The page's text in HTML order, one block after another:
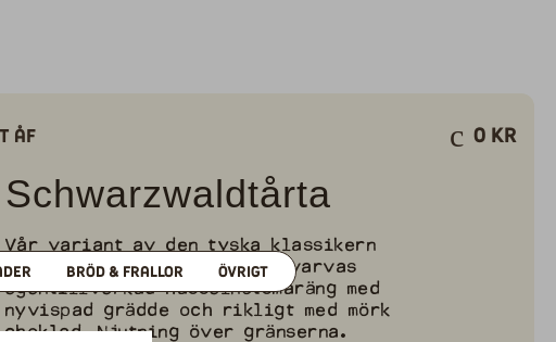
ÅF 0 kr
BRÖD & FRALLOR ÖVRIGT
Schwarzwaldtårta
Vår variant av den tyska klassikern
lämnar inget att önska. Här varvas
egentillverkad hasselnötsmaräng med
nyvispad grädde och rikligt med mörk
choklad. Njutning över gränserna.